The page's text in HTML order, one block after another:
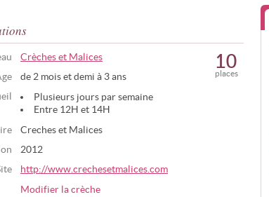
Crèches et Malices
de 2 mois et demi à 3 ans
Plusieurs jours par semaine
Entre 12H et 14H
Creches et Malices
2012
http://www.crechesetmalices.com
places
10
Modifier la crèche